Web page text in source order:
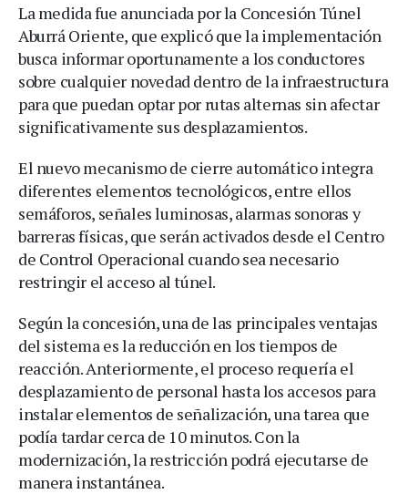
La medida fue anunciada por la Concesión Túnel
Aburrá Oriente, que explicó que la implementación
busca informar oportunamente a los conductores
sobre cualquier novedad dentro de la infraestructura
para que puedan optar por rutas alternas sin afectar
significativamente sus desplazamientos.
El nuevo mecanismo de cierre automático integra
diferentes elementos tecnológicos, entre ellos
semáforos, señales luminosas, alarmas sonoras y
barreras físicas, que serán activados desde el Centro
de Control Operacional cuando sea necesario
restringir el acceso al túnel.
Según la concesión, una de las principales ventajas
del sistema es la reducción en los tiempos de
reacción. Anteriormente, el proceso requería el
desplazamiento de personal hasta los accesos para
instalar elementos de señalización, una tarea que
podía tardar cerca de 10 minutos. Con la
modernización, la restricción podrá ejecutarse de
manera instantánea.